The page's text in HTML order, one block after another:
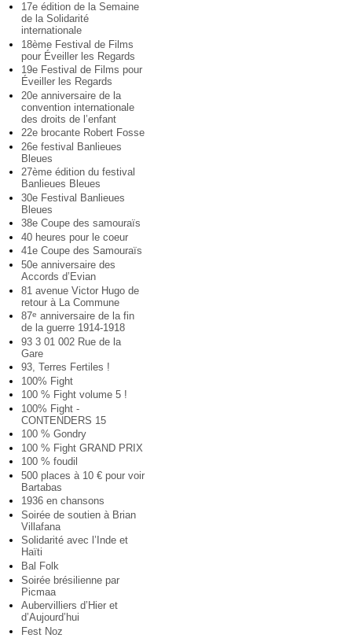
17e édition de la Semaine
de la Solidarité
internationale
18ème Festival de Films
pour Éveiller les Regards
19e Festival de Films pour
Éveiller les Regards
20e anniversaire de la
convention internationale
des droits de l’enfant
22e brocante Robert Fosse
26e festival Banlieues
Bleues
27ème édition du festival
Banlieues Bleues
30e Festival Banlieues
Bleues
38e Coupe des samouraïs
40 heures pour le coeur
41e Coupe des Samouraïs
50e anniversaire des
Accords d’Evian
81 avenue Victor Hugo de
retour à La Commune
87e anniversaire de la fin
de la guerre 1914-1918
93 3 01 002 Rue de la
Gare
93, Terres Fertiles !
100% Fight
100 % Fight volume 5 !
100% Fight -
CONTENDERS 15
100 % Gondry
100 % Fight GRAND PRIX
100 % foudil
500 places à 10 € pour voir
Bartabas
1936 en chansons
Soirée de soutien à Brian
Villafana
Solidarité avec l’Inde et
Haïti
Bal Folk
Soirée brésilienne par
Picmaa
Aubervilliers d’Hier et
d’Aujourd’hui
Fest Noz